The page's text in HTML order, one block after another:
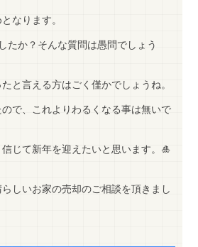
なります。
たか？そんな質問は愚問でしょう
と言える方はごく僅かでしょうね。
で、これよりわるくなる事は無いで
じて新年を迎えたいと思います。🎍
しいお家の売却のご相談を頂きまし